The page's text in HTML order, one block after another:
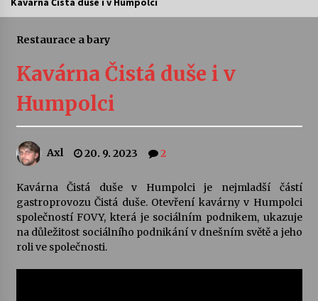
Sukuba Ensemble
kapkou
Veselí muzikanti
Pozvánka na integrační festival Quijotova
šedesátka: 28. 7.–1. 8. 2026
Restaurace a bary
Kavárna Čistá duše i v
Humpolci
Axl 20. 9. 2023 2
Kavárna Čistá duše v Humpolci je nejmladší částí
gastroprovozu Čistá duše. Otevření kavárny v Humpolci
společností FOVY, která je sociálním podnikem, ukazuje
na důležitost sociálního podnikání v dnešním světě a jeho
roli ve společnosti.